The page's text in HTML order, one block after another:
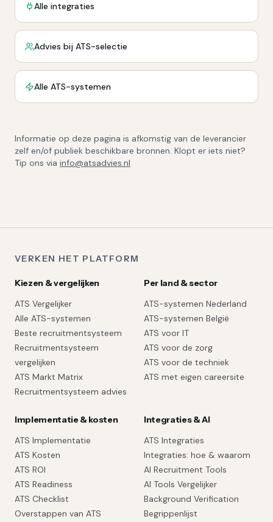
Alle integraties
Advies bij ATS-selectie
Alle ATS-systemen
Informatie op deze pagina is afkomstig van de leverancier
zelf en/of publiek beschikbare bronnen. Klopt er iets niet?
Tip ons via info@atsadvies.nl
VERKEN HET PLATFORM
Kiezen & vergelijken
ATS Vergelijker
Alle ATS-systemen
Beste recruitmentsysteem
Recruitmentsysteem
vergelijken
ATS Markt Matrix
Recruitmentsysteem advies
Per land & sector
ATS-systemen Nederland
ATS-systemen België
ATS voor IT
ATS voor de zorg
ATS voor de techniek
ATS met eigen careersite
Implementatie & kosten
ATS Implementatie
ATS Kosten
ATS ROI
ATS Readiness
ATS Checklist
Overstappen van ATS
Integraties & AI
ATS Integraties
Integraties: hoe & waarom
AI Recruitment Tools
AI Tools Vergelijker
Background Verification
Begrippenlijst